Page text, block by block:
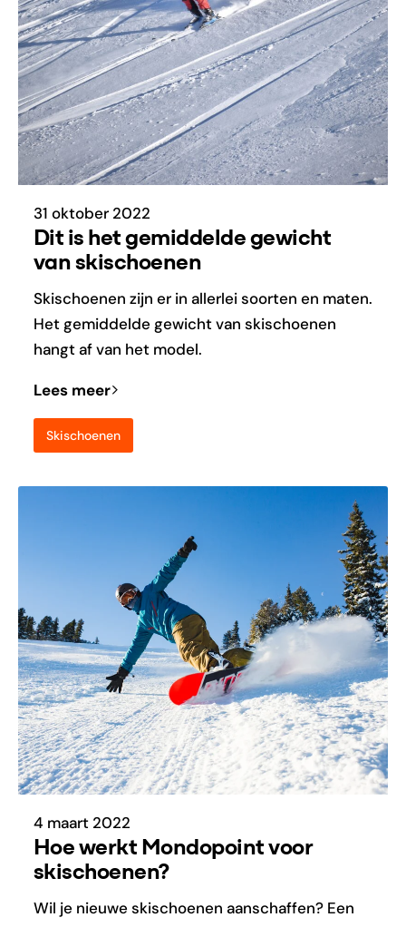
31 oktober 2022
Dit is het gemiddelde gewicht
van skischoenen
Skischoenen zijn er in allerlei soorten en maten.
Het gemiddelde gewicht van skischoenen
hangt af van het model.
Lees meer
Skischoenen
4 maart 2022
Hoe werkt Mondopoint voor
skischoenen?
Wil je nieuwe skischoenen aanschaffen? Een